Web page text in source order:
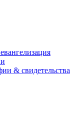
& свидетельства